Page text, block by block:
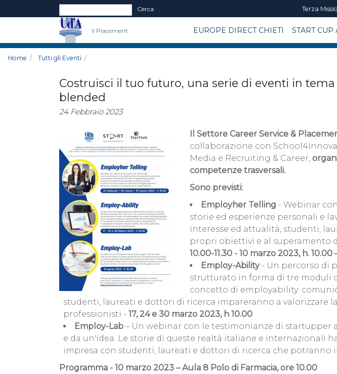
Form di ricerca
Cerca Terza
Il Placement EUROPE DIRECT CHIETI START
Home Tutti gli Eventi
Costruisci il tuo futuro, una serie di eventi in
blended
24 Febbraio 2023
Il Settore Career Service &
collaborazione con
Media e Recruiting & Career,
competenze trasversali.
Sono previsti:
Employher Telling - Webinar
storie ed esperienze personali e
interesse ed attualità, studenti,
propri obiettivi e al superamento
10.00-11.30 - 10 marzo 2023,h. 10.00
Employ-Ability- Un percorso di
strutturato in forma di tre moduli
concetto di employability:
studenti, laureati e dottori di ricerca impareranno a valorizzare
professionisti - 17, 24 e 30 marzo 2023, h 10.00
Employ-Lab – Un webinar con le testimonianze di
e da un'idea. Le storie di queste realtà italiane e internazionali
impresa con studenti, laureati e dottori di ricerca che potranno
Programma - 10 marzo 2023 – Aula 8 Polo di Farmacia, ore 10.00